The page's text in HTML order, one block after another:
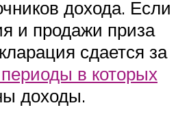
дохода. Если
и продажи приза
сдается за
в которых
доходы.